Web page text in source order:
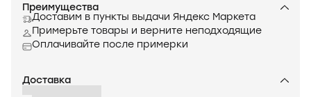
Преимущества
Доставим в пункты выдачи Яндекс Маркета
Примерьте товары и верните неподходящие
Оплачивайте после примерки
Доставка